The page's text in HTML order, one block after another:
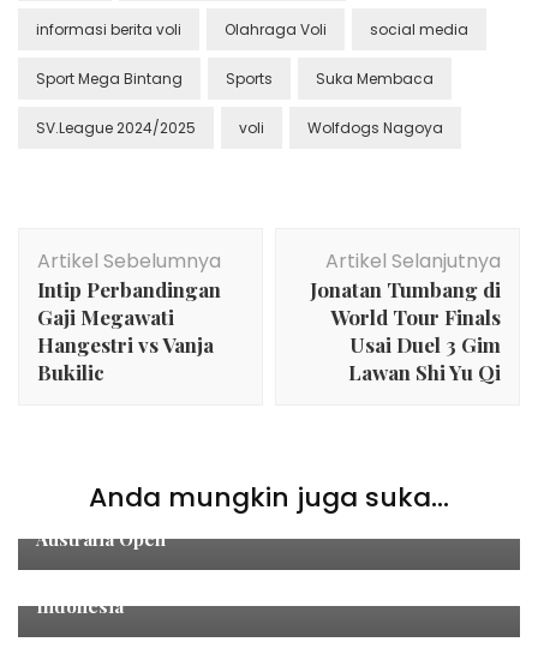
informasi berita voli Olahraga Voli social media
Sport Mega Bintang Sports Suka Membaca
SV.League 2024/2025 voli Wolfdogs Nagoya
Artikel
Artikel Sebelumnya
Intip Perbandingan
Gaji Megawati
Hangestri vs Vanja
Bukilic
Artikel Selanjutnya
Jonatan Tumbang di
World Tour Finals
Usai Duel 3 Gim
Lawan Shi Yu Qi
Anda mungkin juga suka...
sepak bola,Sports
Misi Besar Rachel/Febi: Tumbangkan Pemain Top di
Australia Open
Indonesia